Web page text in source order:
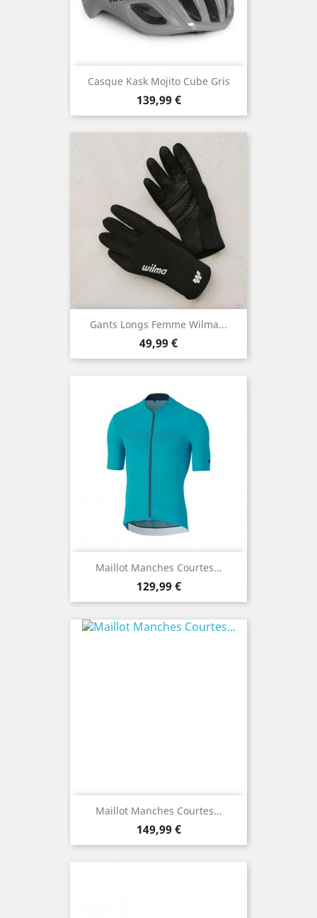
Casque Kask Mojito Cube Gris
Prix
139,99 €
Gants Longs Femme Wilma...
Prix
49,99 €
Maillot Manches Courtes...
Prix
129,99 €
Maillot Manches Courtes...
Prix
149,99 €